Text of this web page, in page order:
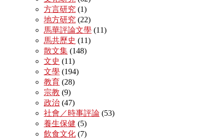
方言研究 (1)
地方研究 (22)
馬華評論文學 (11)
馬共歷史 (11)
散文集 (148)
文史 (11)
文學 (194)
教育 (28)
宗教 (9)
政治 (47)
社會／時事評論 (53)
養生保健 (5)
飲食文化 (7)